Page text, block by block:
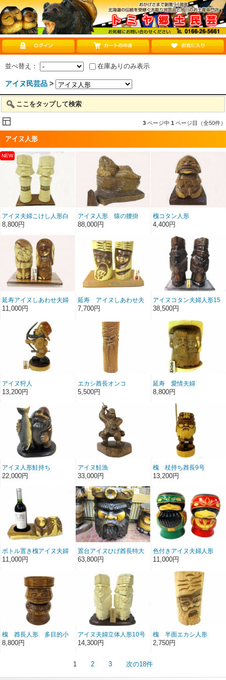
並べ替え： 在庫ありのみ表示
アイヌ民芸品 >
ここをタップして検索
3 ページ中 1 ページ目（全50件）
アイヌ人形
アイヌ夫婦こけし人形白
８号
8,800円
アイヌ人形 猿の腰掛
埋れ木
88,000円
槐コタン人形
4,400円
延寿アイヌしあわせ夫婦
4.5号
11,000円
延寿 アイヌしあわせ夫
婦6号
7,700円
アイヌコタン夫婦人形15
号
38,500円
アイヌ狩人
13,200円
エカシ酋長オンコ
5,500円
延寿 愛情夫婦
8,800円
アイヌ人形鮭持ち
22,000円
アイヌ鮭漁
33,000円
槐 杖持ち酋長9号
13,200円
ボトル置き槐アイヌ夫婦
11,000円
置台アイヌひげ酋長特大
63,800円
色付きアイヌ夫婦人形
緑と赤
11,000円
槐 酋長人形 多目的小
物入れ
8,800円
アイヌ夫婦立体人形10号
白
14,300円
槐 半面エカシ人形
2,750円
1 2 3 次の18件